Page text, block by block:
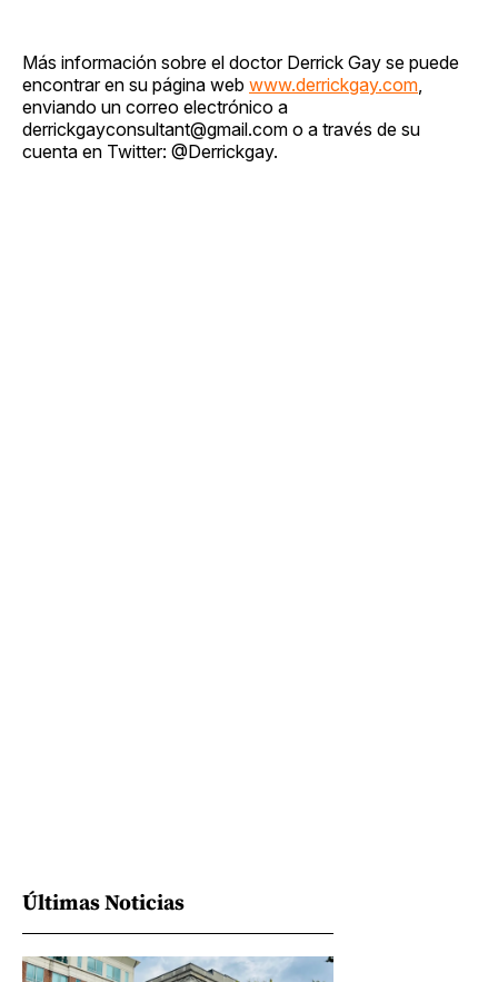
Más información sobre el doctor Derrick Gay se puede
encontrar en su página web www.derrickgay.com,
enviando un correo electrónico a
derrickgayconsultant@gmail.com o a través de su
cuenta en Twitter: @Derrickgay.
Últimas Noticias